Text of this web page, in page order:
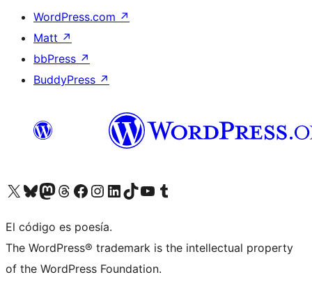
WordPress.com ↗
Matt ↗
bbPress ↗
BuddyPress ↗
Visita nuestra cuenta de X (anteriormente Twitter)
Visita nuestra cuenta de Bluesky
Visita nuestra cuenta de Mastodon
Visita nuestra cuenta de Threads
Visita nuestra página de Facebook
Visita nuestra cuenta de Instagram
Visita nuestra cuenta de LinkedIn
Visita nuestra cuenta de TikTok
Visita nuestro canal de YouTube
Visita nuestra cuenta de Tumblr
El código es poesía.
The WordPress® trademark is the intellectual property
of the WordPress Foundation.